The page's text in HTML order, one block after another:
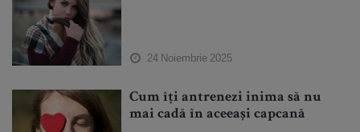
24 Noiembrie 2025
Cum îți antrenezi inima să nu
mai cadă în aceeași capcană